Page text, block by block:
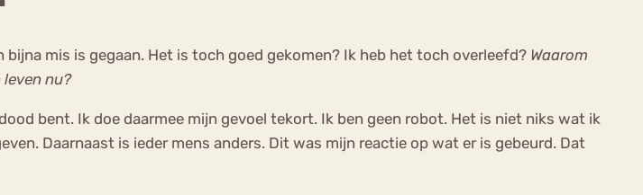
mis is gegaan. Het is toch goed gekomen? Ik heb het toch overleefd? Waarom
nu?
bent. Ik doe daarmee mijn gevoel tekort. Ik ben geen robot. Het is niet niks wat ik
Daarnaast is ieder mens anders. Dit was mijn reactie op wat er is gebeurd. Dat